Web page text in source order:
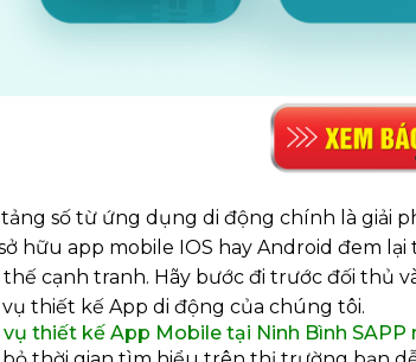
số từ ứng dụng di động chính là giải
hữu app mobile IOS hay Android đem
thế cạnh tranh. Hãy bước đi trước đối thủ
thiết kế App di động của chúng tôi.
vụ thiết kế App Mobile tại Ninh Bình